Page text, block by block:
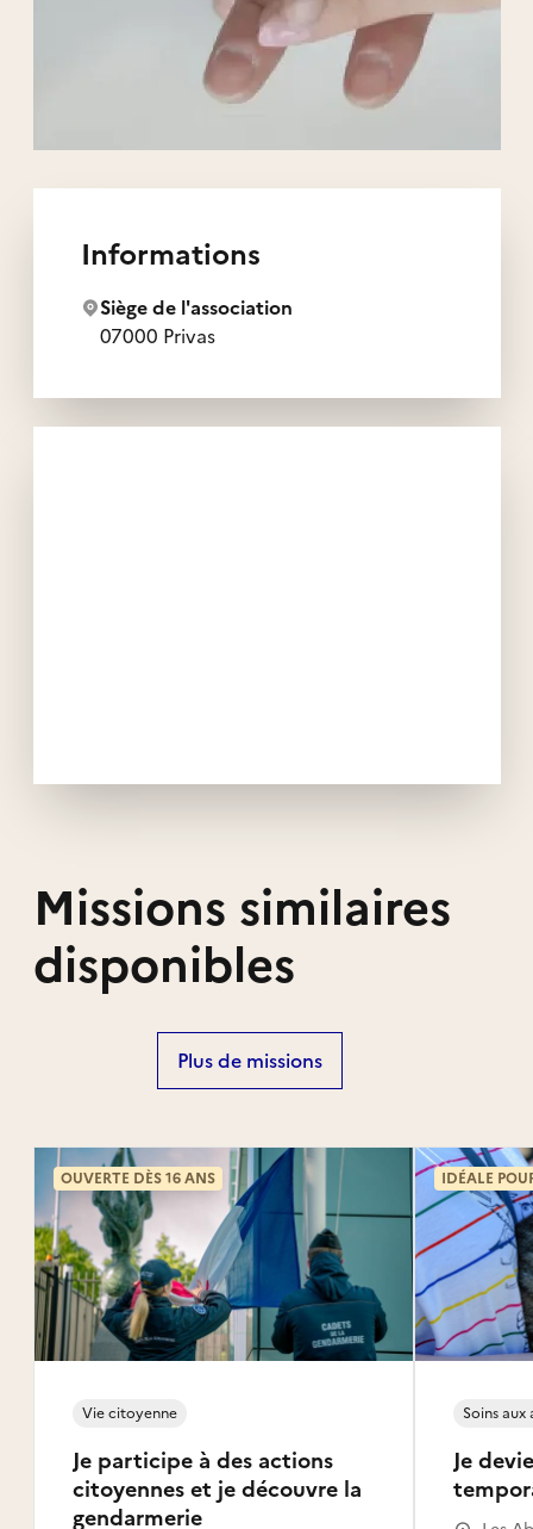
Informations
Siège de l'association
07000 Privas
Missions similaires
disponibles
Plus de missions
Je participe à des actions
citoyennes et je découvre la
gendarmerie
Vie citoyenne
OUVERTE DÈS 16 ANS
Je
Soins aux
IDÉALE